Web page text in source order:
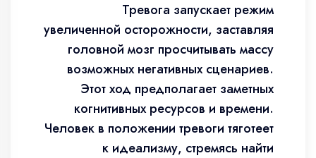
Тревога запускает режим
увеличенной осторожности, заставляя
головной мозг просчитывать массу
возможных негативных сценариев.
Этот ход предполагает заметных
когнитивных ресурсов и времени.
Человек в положении тревоги тяготеет
к идеализму, стремясь найти